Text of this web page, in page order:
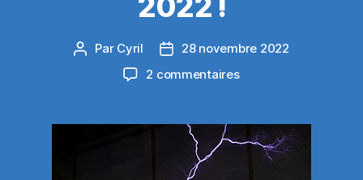
Auteur
Par Cyril
Date28 novembre 2022
2 commentairessur
est
passé
entre